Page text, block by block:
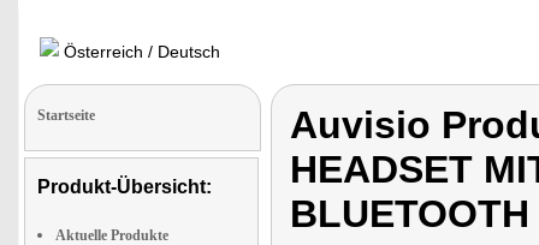
Österreich / Deutsch
Startseite
Produkt-Übersicht:
Aktuelle Produkte
Auvisio
HEADSET
BLUETOOTH